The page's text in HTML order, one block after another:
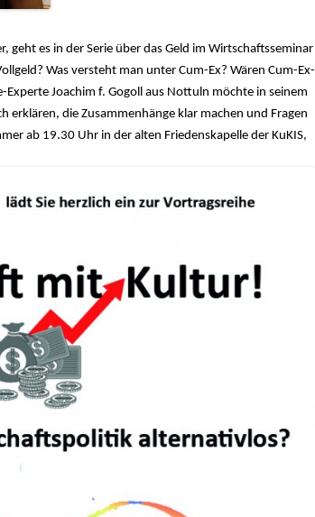
es in der Serie über das Geld im Wirtschaftsseminar
Was versteht man unter Cum-Ex? Wären Cum-Ex-
Joachim f. Gogoll aus Nottuln möchte in seinem
erklären, die Zusammenhänge klar machen und Fragen
ab 19.30 Uhr in der alten Friedenskapelle der KuKIS,